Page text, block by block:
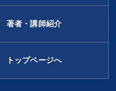
けます。
著者・講師紹介
トップページへ